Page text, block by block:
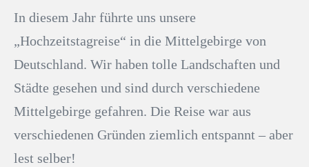
In diesem Jahr führte uns unsere
„Hochzeitstagreise“ in die Mittelgebirge von
Deutschland. Wir haben tolle Landschaften und
Städte gesehen und sind durch verschiedene
Mittelgebirge gefahren. Die Reise war aus
verschiedenen Gründen ziemlich entspannt – aber
lest selber!